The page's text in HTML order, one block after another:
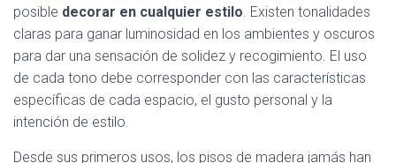
posible decorar en cualquier estilo. Existen tonalidades
claras para ganar luminosidad en los ambientes y oscuros
para dar una sensación de solidez y recogimiento. El uso
de cada tono debe corresponder con las características
específicas de cada espacio, el gusto personal y la
intención de estilo.
Desde sus primeros usos, los pisos de madera jamás han